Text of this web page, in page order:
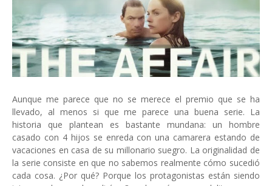
Aunque me parece que no se merece el premio que se ha
llevado, al menos si que me parece una buena serie. La
historia que plantean es bastante mundana: un hombre
casado con 4 hijos se enreda con una camarera estando de
vacaciones en casa de su millonario suegro. La originalidad de
la serie consiste en que no sabemos realmente cómo sucedió
cada cosa. ¿Por qué? Porque los protagonistas están siendo